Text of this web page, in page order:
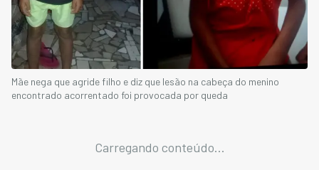
Mãe nega que agride filho e diz que lesão na cabeça do menino
encontrado acorrentado foi provocada por queda
Carregando conteúdo...